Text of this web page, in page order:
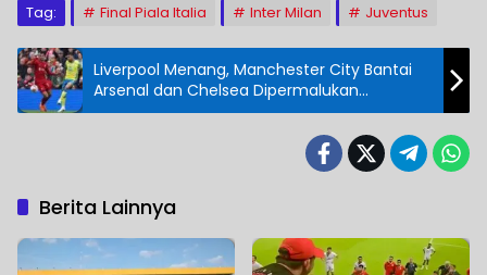
Tag: Final Piala Italia Inter Milan Juventus
Liverpool Menang, Manchester City Bantai
Arsenal dan Chelsea Dipermalukan
Brentford
Berita Lainnya